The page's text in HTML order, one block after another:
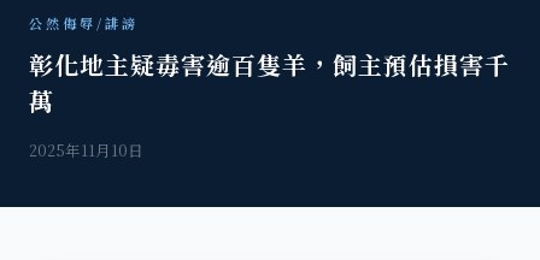
公然侮辱/誹謗
彰化地主疑毒害逾百隻羊，飼主預估損害千
萬
2025年11月10日